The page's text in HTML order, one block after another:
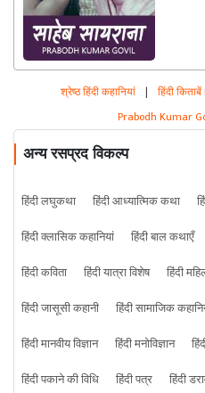
श्रेष्ठ हिंदी कहानियां | हिंदी
Prabodh Kumar
अन्य रसप्रद विकल्प
हिंदी लघुकथा हिंदी आध्यात्मिक कथा
हिंदी क्लासिक कहानियां
हिंदी बाल कथाएँ
हिंदी कविता
हिंदी यात्रा विशेष हिंदी
हिंदी जासूसी कहानी
हिंदी सामाजिक
हिंदी मानवीय विज्ञान
हिंदी मनोविज्ञान
हिंदी पकाने की विधि
हिंदी पत्र हिंदी